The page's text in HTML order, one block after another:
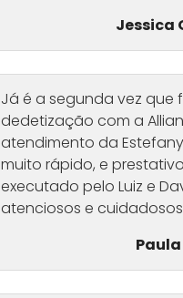
Jessica
Já é a segunda vez que
dedetização com a
atendimento da
muito rápido, e
executado pelo Luiz e
atenciosos e